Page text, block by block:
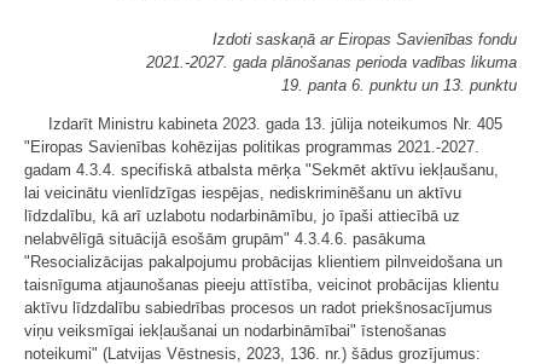
Izdoti saskaņā ar Eiropas Savienības fondu
2021.-2027. gada plānošanas perioda vadības likuma
19. panta 6. punktu un 13. punktu
Izdarīt Ministru kabineta 2023. gada 13. jūlija noteikumos Nr. 405
"Eiropas Savienības kohēzijas politikas programmas 2021.-2027.
gadam 4.3.4. specifiskā atbalsta mērķa "Sekmēt aktīvu iekļaušanu,
lai veicinātu vienlīdzīgas iespējas, nediskriminēšanu un aktīvu
līdzdalību, kā arī uzlabotu nodarbināmību, jo īpaši attiecībā uz
nelabvēlīgā situācijā esošām grupām" 4.3.4.6. pasākuma
"Resocializācijas pakalpojumu probācijas klientiem pilnveidošana un
taisnīguma atjaunošanas pieeju attīstība, veicinot probācijas klientu
aktīvu līdzdalību sabiedrības procesos un radot priekšnosacījumus
viņu veiksmīgai iekļaušanai un nodarbināmībai" īstenošanas
noteikumi" (Latvijas Vēstnesis, 2023, 136. nr.) šādus grozījumus: